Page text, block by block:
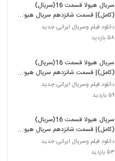
سریال هیولا قسمت 16(سریال)
(کامل)| قسمت شانزدهم سریال هیولا
-برای گوشی
دانلود فیلم وسریال ایرانی جدید
۵۸ بازدید
سریال هیولا قسمت 16(سریال)
(کامل)| قسمت شانزدهم سریال هیولا
با بهترین کیفیت ممکن
دانلود فیلم وسریال ایرانی جدید
۵۹ بازدید
سریال هیولا قسمت 16(سریال)
(کامل)| قسمت شانزدهم سریال هیولا
با حجم کم و کیفیت خوب
دانلود فیلم وسریال ایرانی جدید
۵۳ بازدید